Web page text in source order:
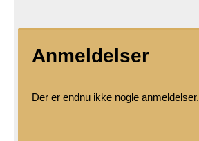
Anmeldelser
Der er endnu ikke nogle anmeldelser.